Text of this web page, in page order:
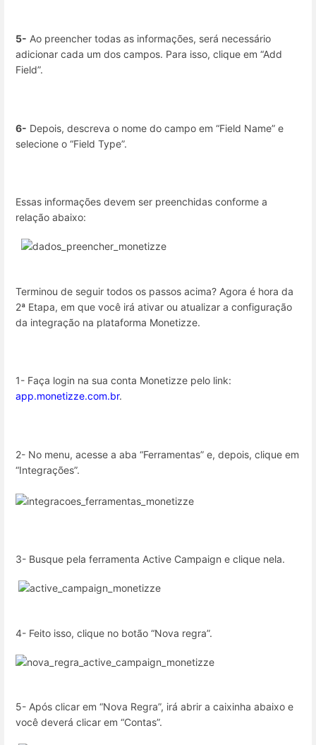
5- Ao preencher todas as informações, será necessário
adicionar cada um dos campos. Para isso, clique em “Add
Field”.
6- Depois, descreva o nome do campo em “Field Name” e
selecione o “Field Type”.
Essas informações devem ser preenchidas conforme a
relação abaixo:
Terminou de seguir todos os passos acima? Agora é hora da
2ª Etapa, em que você irá ativar ou atualizar a configuração
da integração na plataforma Monetizze.
1- Faça login na sua conta Monetizze pelo link:
app.monetizze.com.br.
2- No menu, acesse a aba “Ferramentas” e, depois, clique em
“Integrações”.
3- Busque pela ferramenta Active Campaign e clique nela.
4- Feito isso, clique no botão “Nova regra”.
5- Após clicar em “Nova Regra”, irá abrir a caixinha abaixo e
você deverá clicar em “Contas”.